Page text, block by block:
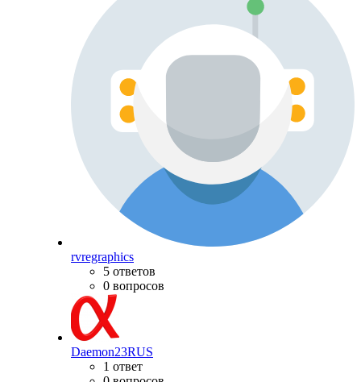
rvregraphics
5 ответов
0 вопросов
Daemon23RUS
1 ответ